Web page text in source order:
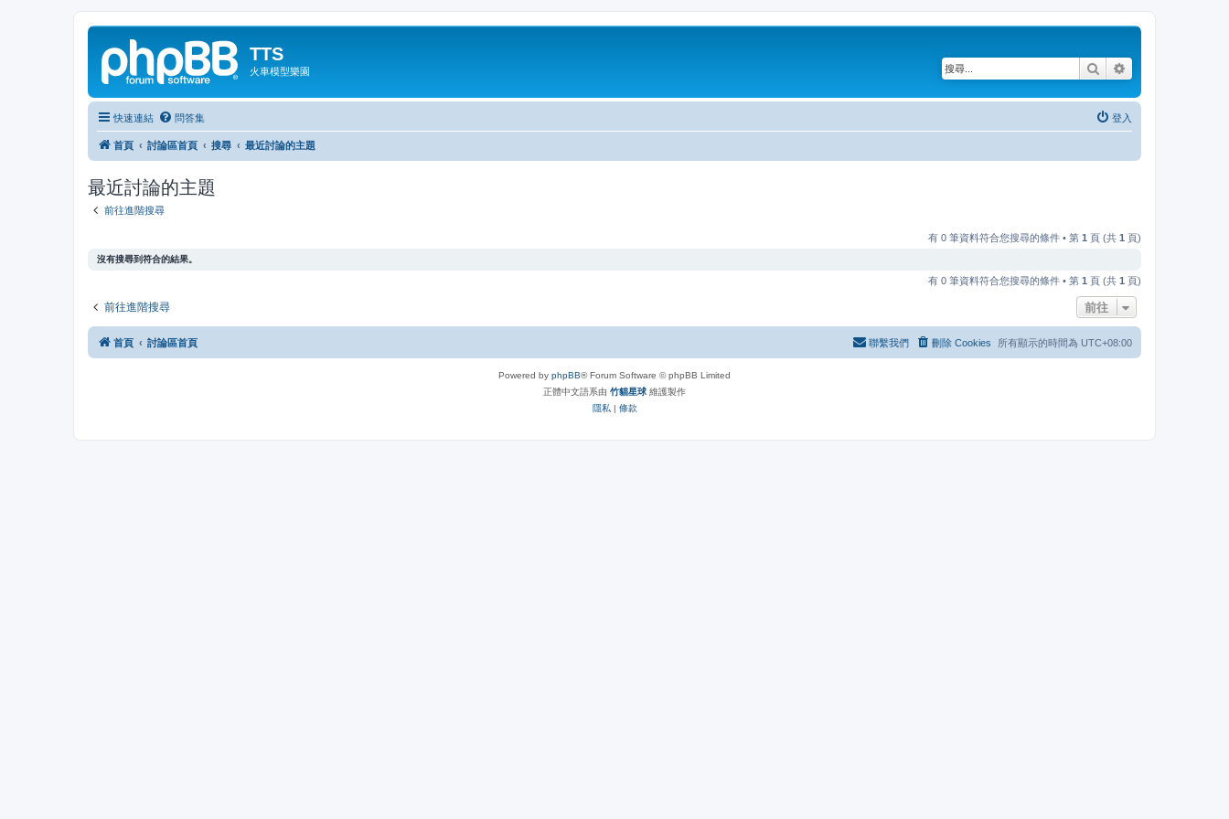
TTS
火車模型樂園 搜尋
快速連結 問答集 登入
首頁 討論區首頁 搜尋 最近討論的主題
最近討論的主題
前往進階搜尋
有 0 筆資料符合您搜尋的條件 • 第 1 頁 (共 1 頁)
沒有搜尋到符合的結果。
有 0 筆資料符合您搜尋的條件 • 第 1 頁 (共 1 頁)
前往進階搜尋 前往
首頁 討論區首頁 所有顯示的時間為 UTC+08:00
刪除 Cookies
聯繫我們
Powered by phpBB® Forum Software © phpBB Limited
正體中文語系由 竹貓星球 維護製作
隱私 | 條款